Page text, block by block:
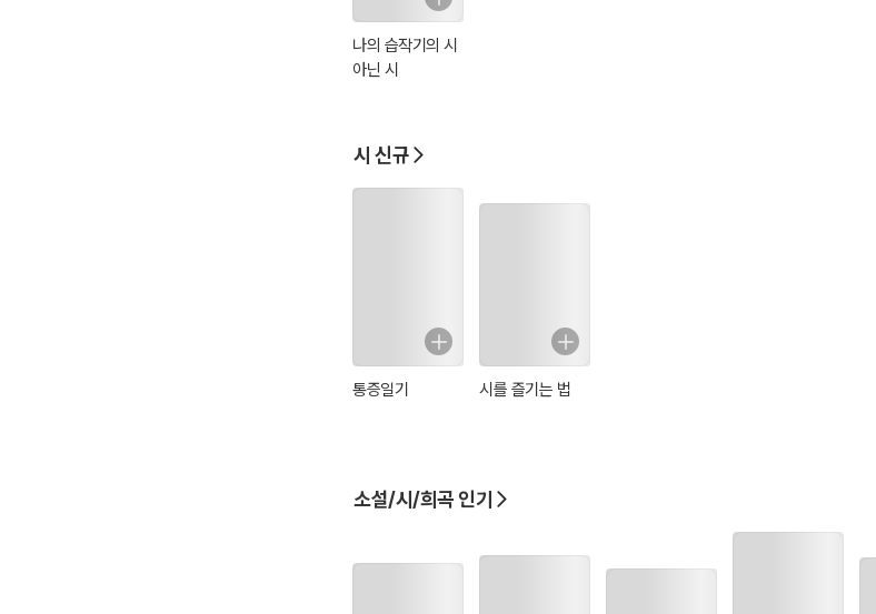
나의 습작기의 시
아닌 시
시 신규
통증일기 시를 즐기는 법
소설/시/희곡 인기